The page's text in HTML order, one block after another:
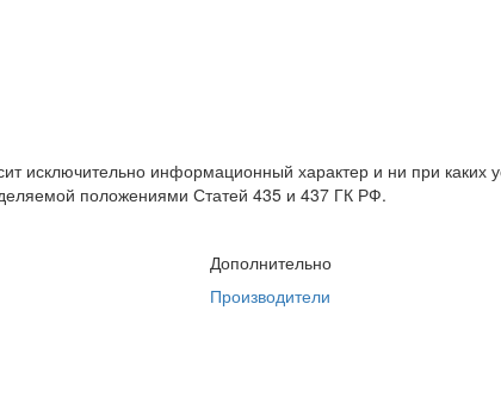
исключительно информационный характер и ни при
положениями Статей 435 и 437 ГК РФ.
Дополнительно
Производители